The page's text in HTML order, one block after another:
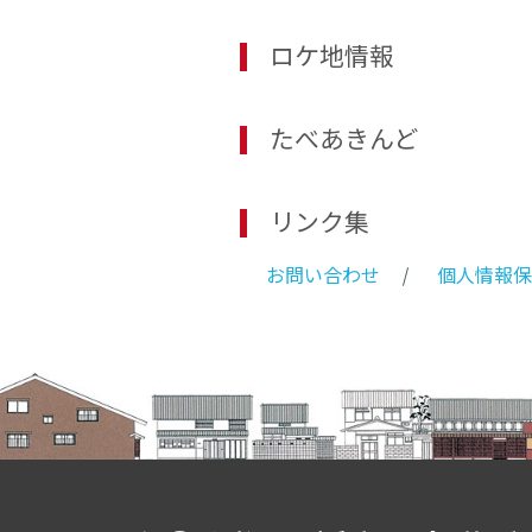
ロケ地情報
たべあきんど
リンク集
お問い合わせ 個人情報